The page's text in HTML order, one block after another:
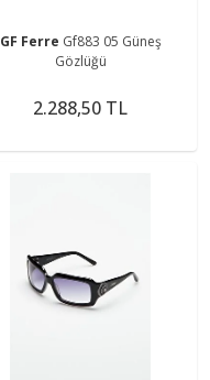
GF Ferre Gf883 05 Güneş
Gözlüğü
2.288,50 TL